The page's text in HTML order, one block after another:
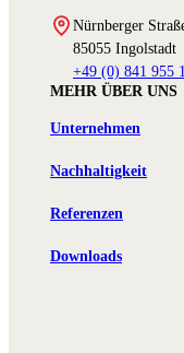
Nürnberger
85055 Ingolstadt
+49 (0) 841 955
MEHR ÜBER UNS
Unternehmen
Nachhaltigkeit
Referenzen
Downloads